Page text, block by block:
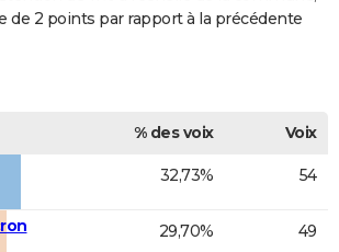
de 2 points par rapport à la précédente
% des voix
Voix
32,73% 54
29,70% 49